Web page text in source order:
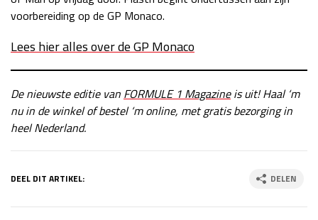
voorbereiding op de GP Monaco.
Lees hier alles over de GP Monaco
De nieuwste editie van FORMULE 1 Magazineis uit! Haal ‘m
nu in de winkel of bestel ‘m online, met gratis bezorging in
heel Nederland.
DEEL DIT ARTIKEL: DELEN